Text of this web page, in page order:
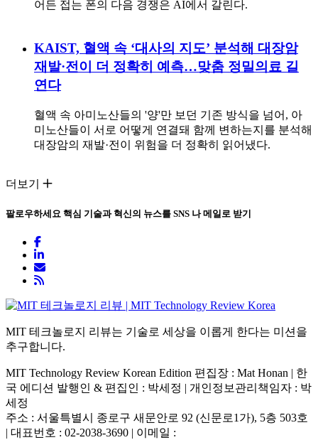
어든 접는 폰의 다음 경쟁은 AI에서 갈린다.
KAIST, 혈액 속 ‘대사의 지도’ 분석해 대장암
재발·전이 더 정확히 예측…맞춤 정밀의료 길
연다
혈액 속 아미노산들의 '양'만 보던 기존 방식을 넘어, 아
미노산들이 서로 어떻게 연결돼 함께 변하는지를 분석해
대장암의 재발·전이 위험을 더 정확히 읽어냈다.
더보기
팔로우하세요 핵심 기술과 혁신의 뉴스를 SNS 나 메일로 받기
MIT 테크놀로지 리뷰는 기술로 세상을 이롭게 한다는 미션을
추구합니다.
MIT Technology Review Korean Edition 편집장 : Mat Honan | 한
국 에디션 발행인 & 편집인 : 박세정 | 개인정보관리책임자 : 박
세정
주소 : 서울특별시 종로구 새문안로 92 (신문로1가), 5층 503호
| 대표번호 : 02-2038-3690 | 이메일 :